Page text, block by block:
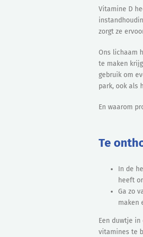
Vitamine D
zorgt ze
Ons lichaam
te maken
gebruik om
park, ook als
En waarom
Te
In de
heeft
Ga zo
maken
Een duwtje in
vitamines te